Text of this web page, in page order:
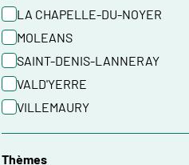
LA CHAPELLE-DU-NOYER
MOLEANS
SAINT-DENIS-LANNERAY
VALD'YERRE
VILLEMAURY
Thèmes